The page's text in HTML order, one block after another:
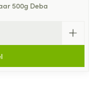
500g Deba